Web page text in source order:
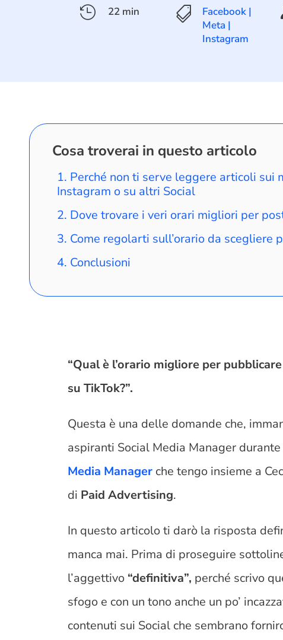
 22 min 
Facebook |
Meta |
Instagram
Cosa troverai in questo articolo
Perché non ti serve leggere articoli sui
Instagram o su altri Social
Dove trovare i veri orari migliori per
Come regolarti sull’orario da scegliere
Conclusioni
“Qual è l’orario migliore per
su TikTok?”.
Questa è una delle domande che,
aspiranti Social Media Manager
Media Manager che tengo insieme a
di Paid Advertising.
In questo articolo ti darò la risposta
manca mai. Prima di proseguire
l’aggettivo “definitiva”, perché scrivo
sfogo e con un tono anche un po’
contenuti sui Social che sembrano